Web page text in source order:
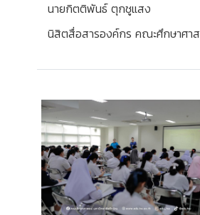
นายกิตติพันธ์ ตุกชูแสง
นิสิตสื่อสารองค์กร คณะศึกษาศา